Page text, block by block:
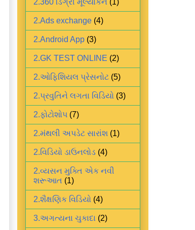
2.360 ડિગ્રી મૂલ્યાંકન (1)
2.Ads exchange (4)
2.Android App (3)
2.GK TEST ONLINE (2)
2.ઓફિશિયલ પ્રેસનોટ (5)
2.પ્રવુતિને લગતા વિડિયો (3)
2.ફોટોશોપ (7)
2.મંથલી અપડેટ સારાંશ (1)
2.વિડિયો ડાઉનલોડ (4)
2.વ્યસન મુક્તિ એક નવી
શરૂઆત (1)
2.શૈક્ષણિક વિડિયો (4)
3.અગત્યના ચુકાદા (2)